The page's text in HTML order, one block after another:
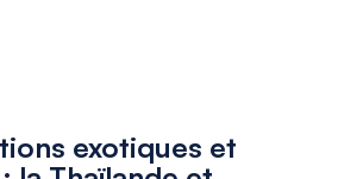
exotiques et